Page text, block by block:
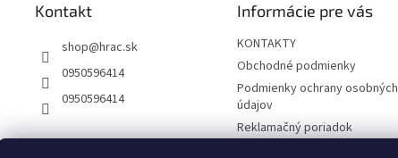
Kontakt
shop@hrac.sk
0950596414
0950596414
Informácie pre vás
KONTAKTY
Obchodné podmienky
Podmienky ochrany osobných
údajov
Reklamačný poriadok